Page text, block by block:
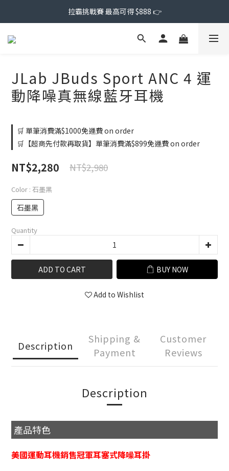
拉霸挑戰賽 最高可得 $888 👉
JLab JBuds Sport ANC 4 運
動降噪真無線藍牙耳機
🛒 單筆消費滿$1000免運費 on order
🛒【超商先付款再取貨】單筆消費滿$899免運費 on order
NT$2,280 NT$2,980
Color : 石墨黑
石墨黑
Quantity
ADD TO CART BUY NOW
Add to Wishlist
Description
Shipping &
Payment
Customer
Reviews
Description
產品特色
美國運動耳機銷售冠軍耳塞式降噪耳掛